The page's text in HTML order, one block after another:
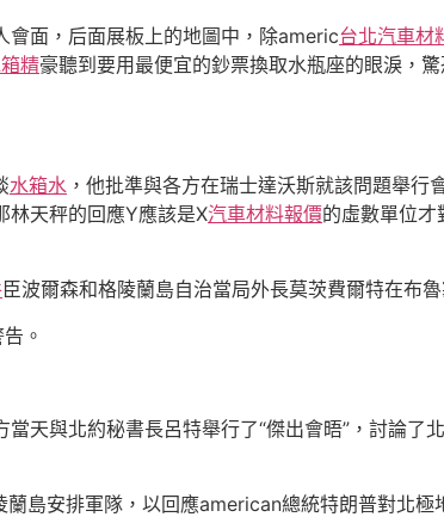
會面，后面展板上的地圖中，除americ台北汽車材
精豪聽到要用最便宜的鈔票換取水瓶座的眼淚，
水箱水 ，他批準與各方在瑞士達沃斯就該問題舉行
林天秤的回應Y應該是X汽車材料報價的虛數單位才
臣波爾森和格陵蘭島自治當局外長莫茨費爾特在布
。
當天與北約秘書長呂特舉行了“傑出會晤”，討論了
島安排軍隊，以回應american總統特朗普對北極